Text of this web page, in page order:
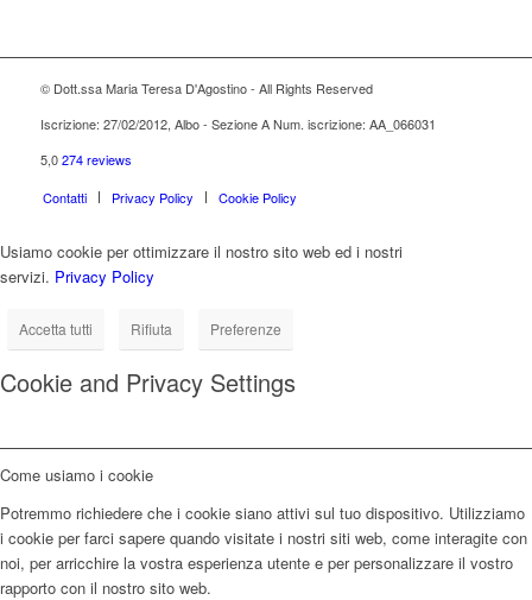
© Dott.ssa Maria Teresa D'Agostino - All Rights Reserved
Iscrizione: 27/02/2012, Albo - Sezione A Num. iscrizione: AA_066031
5,0 274 reviews
Contatti
Privacy Policy Cookie Policy
Usiamo cookie per ottimizzare il nostro sito web ed i nostri
servizi. Privacy Policy
Accetta tutti Rifiuta Preferenze
Cookie and Privacy Settings
Come usiamo i cookie
Potremmo richiedere che i cookie siano attivi sul tuo dispositivo. Utilizziamo
i cookie per farci sapere quando visitate i nostri siti web, come interagite con
noi, per arricchire la vostra esperienza utente e per personalizzare il vostro
rapporto con il nostro sito web.